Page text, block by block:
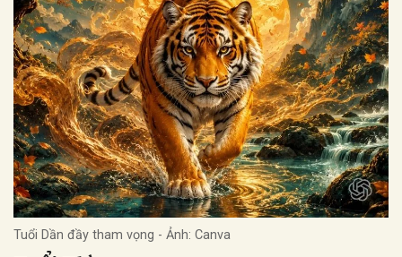
Tuổi Dần đầy tham vọng - Ảnh: Canva